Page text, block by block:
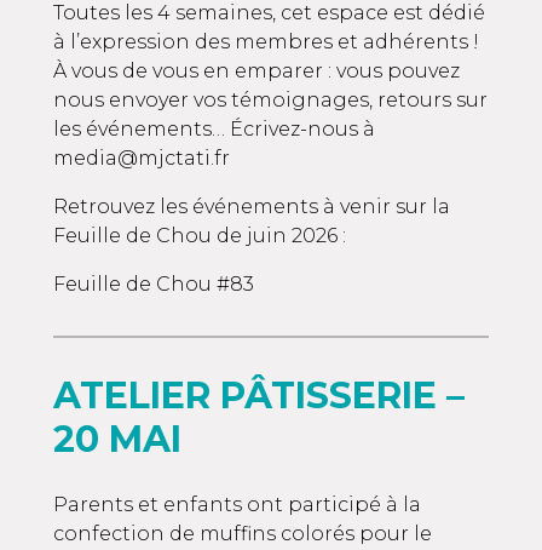
Toutes les 4 semaines, cet espace est dédié
à l’expression des membres et adhérents !
À vous de vous en emparer : vous pouvez
nous envoyer vos témoignages, retours sur
les événements… Écrivez-nous à
media@mjctati.fr
Retrouvez les événements à venir sur la
Feuille de Chou de juin 2026 :
Feuille de Chou #83
ATELIER PÂTISSERIE –
20 MAI
Parents et enfants ont participé à la
confection de muffins colorés pour le